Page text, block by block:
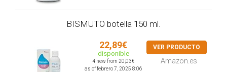
BISMUTO botella 150 ml.
22,89€
disponible
4 new from 20,03€
as of febrero 7, 2025 8:06
VER PRODUCTO
Amazon.es